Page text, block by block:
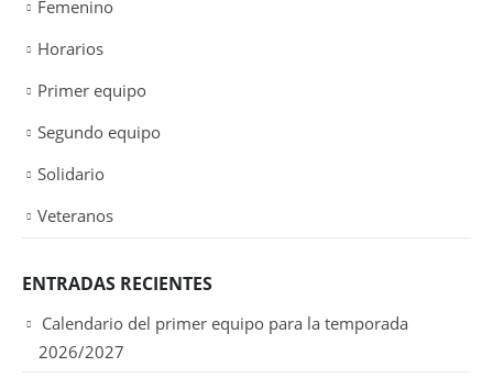
Femenino
Horarios
Primer equipo
Segundo equipo
Solidario
Veteranos
ENTRADAS RECIENTES
Calendario del primer equipo para la temporada
2026/2027